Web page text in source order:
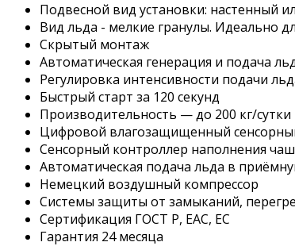
Подвесной вид установки: настенный
Вид льда - мелкие гранулы. Идеально
Скрытый монтаж
Автоматическая генерация и подача
Регулировка интенсивности подачи
Быстрый старт за 120 секунд
Производительность — до 200 кг/сутки
Цифровой влагозащищенный
Сенсорный контроллер наполнения
Автоматическая подача льда в
Немецкий воздушный компрессор
Системы защиты от замыканий,
Сертификация ГОСТ Р, EAC, EC
Гарантия 24 месяца